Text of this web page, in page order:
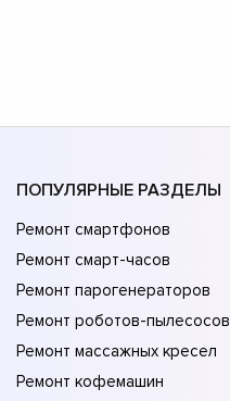
ПОПУЛЯРНЫЕ РАЗДЕЛЫ
Ремонт смартфонов
Ремонт смарт-часов
Ремонт парогенераторов
Ремонт роботов-пылесосов
Ремонт массажных кресел
Ремонт кофемашин